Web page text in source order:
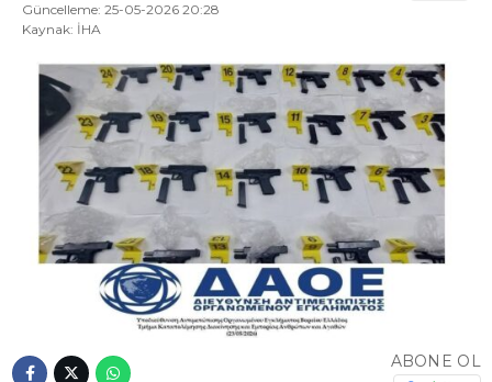
Güncelleme: 25-05-2026 20:28
Kaynak: İHA
ABONE OL